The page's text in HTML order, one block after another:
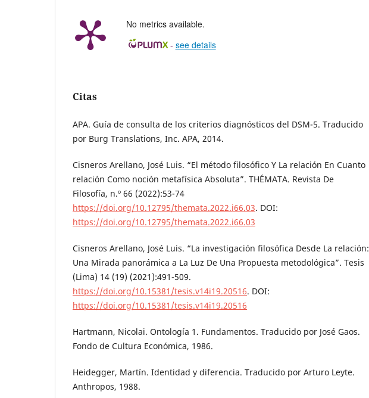
No metrics available.
- see details
Citas
APA. Guía de consulta de los criterios diagnósticos del DSM-5. Traducido
por Burg Translations, Inc. APA, 2014.
Cisneros Arellano, José Luis. “El método filosófico Y La relación En Cuanto
relación Como noción metafísica Absoluta”. THÉMATA. Revista De
Filosofía, n.º 66 (2022):53-74
https://doi.org/10.12795/themata.2022.i66.03. DOI:
https://doi.org/10.12795/themata.2022.i66.03
Cisneros Arellano, José Luis. “La investigación filosófica Desde La relación:
Una Mirada panorámica a La Luz De Una Propuesta metodológica”. Tesis
(Lima) 14 (19) (2021):491-509.
https://doi.org/10.15381/tesis.v14i19.20516. DOI:
https://doi.org/10.15381/tesis.v14i19.20516
Hartmann, Nicolai. Ontología 1. Fundamentos. Traducido por José Gaos.
Fondo de Cultura Económica, 1986.
Heidegger, Martín. Identidad y diferencia. Traducido por Arturo Leyte.
Anthropos, 1988.